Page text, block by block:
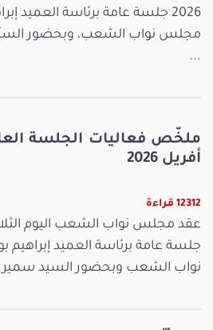
2026 جلسة عامة برئاسة العميد
مجلس نواب الشعب، وبحضور
...
أفريل 2026
12312 قراءة
جلسة عامة برئاسة العميد
نواب الشعب وبحضور السيد سمير